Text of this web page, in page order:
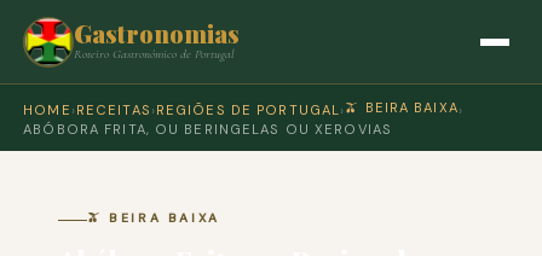
Gastronomias
Roteiro Gastronómico de Portugal
HOME › RECEITAS › REGIÕES DE PORTUGAL › 🫒 BEIRA BAIXA›
ABÓBORA FRITA, OU BERINGELAS OU XEROVIAS
🫒 BEIRA BAIXA